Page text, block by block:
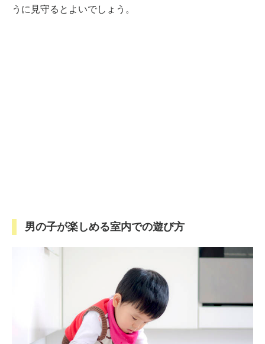
うに見守るとよいでしょう。
男の子が楽しめる室内での遊び方